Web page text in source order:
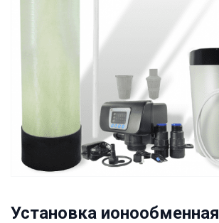
Установка ионообменная